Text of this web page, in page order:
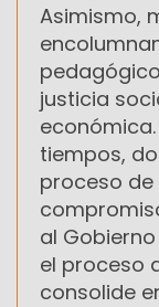
Asimismo,
justicia
tiempos,
proceso
al
el proceso
consolide